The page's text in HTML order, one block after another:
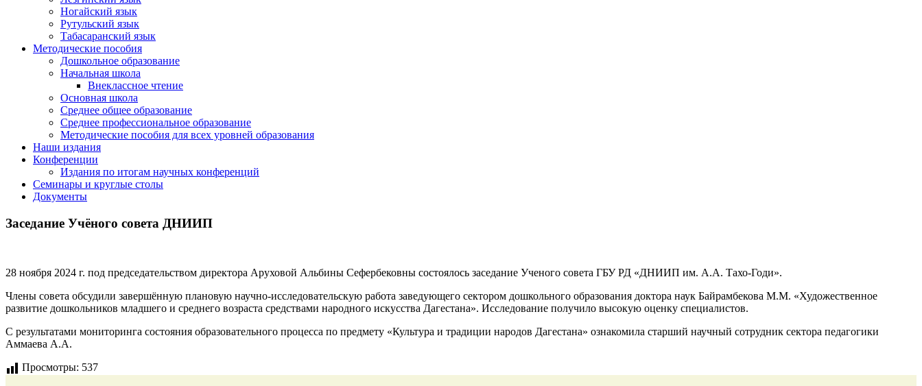
Ногайский язык
Рутульский язык
Табасаранский язык
Методические пособия
Дошкольное образование
Начальная школа
Внеклассное чтение
Основная школа
Среднее общее образование
Среднее профессиональное образование
Методические пособия для всех уровней образования
Наши издания
Конференции
Издания по итогам научных конференций
Семинары и круглые столы
Документы
Заседание Учёного совета ДНИИП
28 ноября 2024 г. под председательством директора Аруховой Альбины Сефербековны состоялось заседание Ученого совета ГБУ РД «ДНИИП им. А.А. Тахо-Годи».
Члены совета обсудили завершённую плановую научно-исследовательскую работа заведующего сектором дошкольного образования доктора наук Байрамбекова М.М. «Художественное
развитие дошкольников младшего и среднего возраста средствами народного искусства Дагестана». Исследование получило высокую оценку специалистов.
С результатами мониторинга состояния образовательного процесса по предмету «Культура и традиции народов Дагестана» ознакомила старший научный сотрудник сектора педагогики
Аммаева А.А.
Просмотры: 537